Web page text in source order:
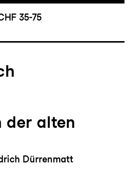
35-75
der alten
Dürrenmatt